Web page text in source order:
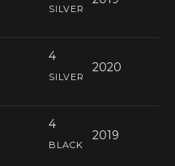
SILVER
4
2020
SILVER
4
2019
BLACK